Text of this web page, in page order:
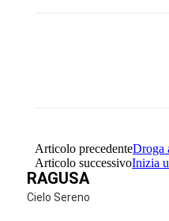
Articolo precedenteDroga
Articolo successivoInizia
RAGUSA
Cielo Sereno